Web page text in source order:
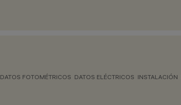
DATOS FOTOMÉTRICOS DATOS ELÉCTRICOS INSTALACIÓN